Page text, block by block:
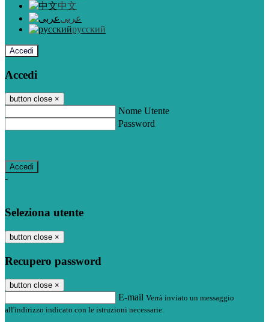
中文
عربى
русский
Accedi
Accedi
button close ×
Nome Utente
Password
-
Seleziona utente
button close ×
Recupero password
button close ×
E-mail Verrà inviato un messaggio
all'indirizzo indicato con le istruzioni necessarie.